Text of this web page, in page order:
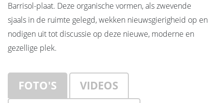
Barrisol-plaat. Deze organische vormen, als zwevende
sjaals in de ruimte gelegd, wekken nieuwsgierigheid op en
nodigen uit tot discussie op deze nieuwe, moderne en
gezellige plek.
FOTO'S
VIDEOS